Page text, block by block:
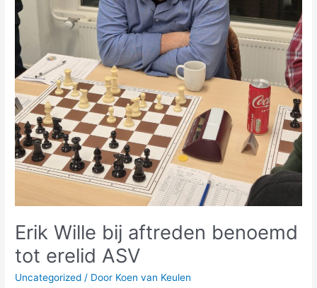
Erik Wille bij aftreden benoemd
tot erelid ASV
Uncategorized / Door Koen van Keulen